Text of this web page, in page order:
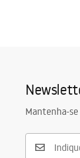
Mantenha-